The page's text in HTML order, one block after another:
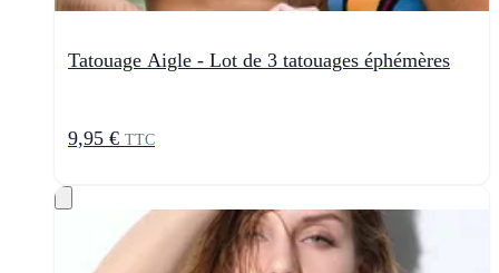
Tatouage Aigle - Lot de 3 tatouages éphémères
9,95 € TTC